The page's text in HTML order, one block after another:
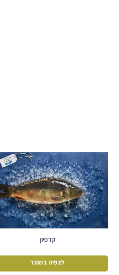
קרפיון
לצפיה במוצר